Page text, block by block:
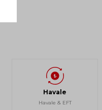
Havale
Havale & EFT